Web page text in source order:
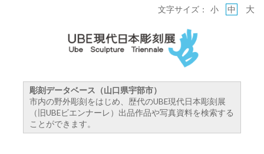
彫刻データベース（山口県宇部市）
市内の野外彫刻をはじめ、歴代のUBE現代日本彫刻展
（旧UBEビエンナーレ）出品作品や写真資料を検索する
ことができます。
文字サイズ： 小 中 大